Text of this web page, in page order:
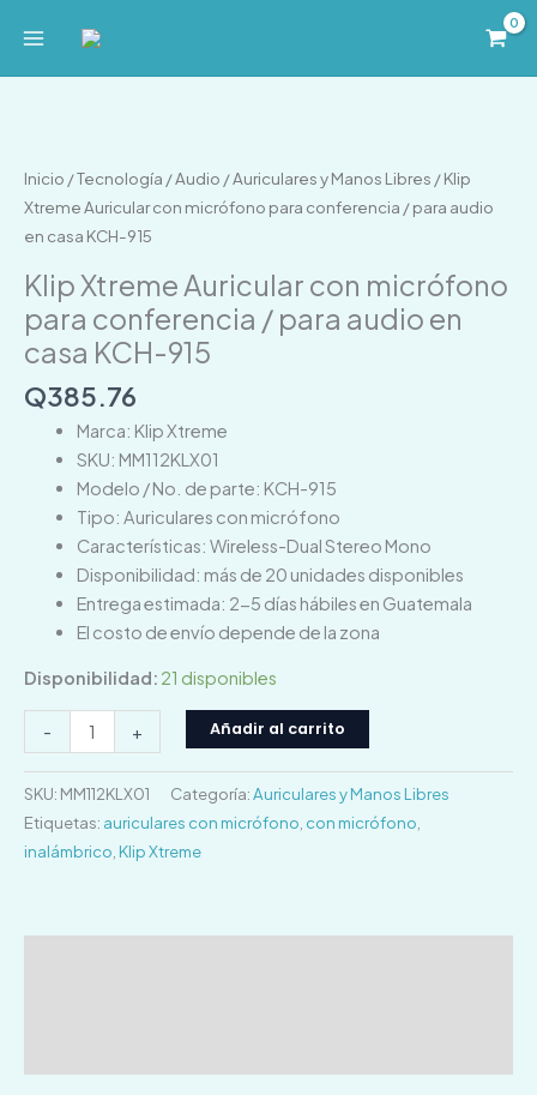
Inicio /Tecnología /Audio /Auriculares y Manos Libres / Klip
Xtreme Auricular con micrófono para conferencia / para audio
en casa KCH-915
Klip Xtreme Auricular con micrófono
para conferencia / para audio en
casa KCH-915
Q385.76
Marca: Klip Xtreme
SKU: MM112KLX01
Modelo / No. de parte: KCH-915
Tipo: Auriculares con micrófono
Características: Wireless-Dual Stereo Mono
Disponibilidad: más de 20 unidades disponibles
Entrega estimada: 2-5 días hábiles en Guatemala
El costo de envío depende de la zona
Disponibilidad: 21 disponibles
-
Auricular
con
micrófono
conferencia
/
para
en
casa
KCH-
cantidad
+ Añadir al carrito
SKU: MM112KLX01 Categoría:Auriculares y Manos Libres
Etiquetas: auriculares con micrófono con micrófono
inalámbrico Klip Xtreme